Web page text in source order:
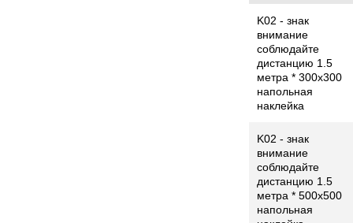
K02 - знак
внимание
соблюдайте
дистанцию 1.5
метра * 300x300
напольная
наклейка
K02 - знак
внимание
соблюдайте
дистанцию 1.5
метра * 500x500
напольная